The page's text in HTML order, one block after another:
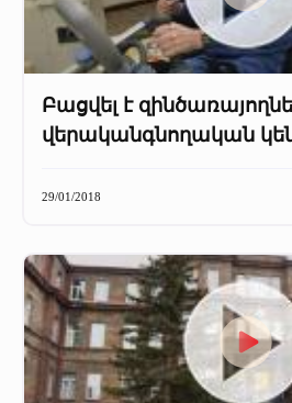
Բացվել է
վերականգնողական
29/01/2018